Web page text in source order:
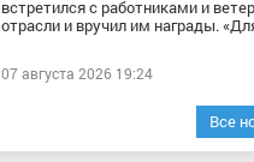
встретился с работниками и
отрасли и вручил им награды.
07 августа 2026 19:24
Все